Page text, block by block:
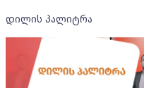
დილის პალიტრა